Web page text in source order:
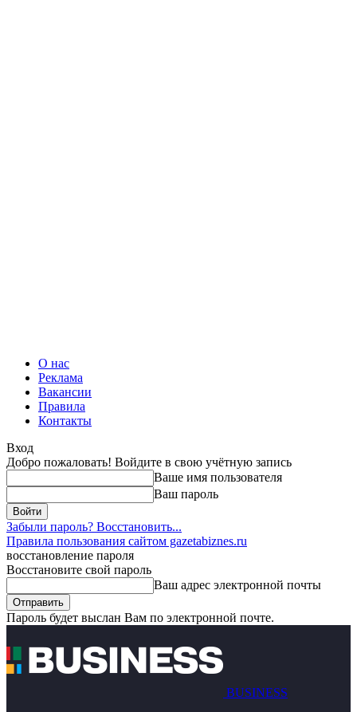
О нас
Реклама
Вакансии
Правила
Контакты
Вход
Добро пожаловать! Войдите в свою учётную запись
Ваше имя пользователя
Ваш пароль
Забыли пароль? Восстановить...
Правила пользования сайтом gazetabiznes.ru
восстановление пароля
Восстановите свой пароль
Ваш адрес электронной почты
Пароль будет выслан Вам по электронной почте.
BUSINESS